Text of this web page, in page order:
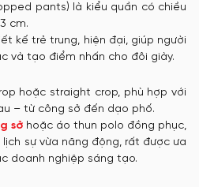
pants) là kiểu quần có chiều
cm.
kế trẻ trung, hiện đại, giúp người
và tạo điểm nhấn cho đôi giày.
hoặc straight crop, phù hợp với
– từ công sở đến dạo phố.
sở hoặc áo thun polo đồng phục,
sự vừa năng động, rất được ưa
doanh nghiệp sáng tạo.